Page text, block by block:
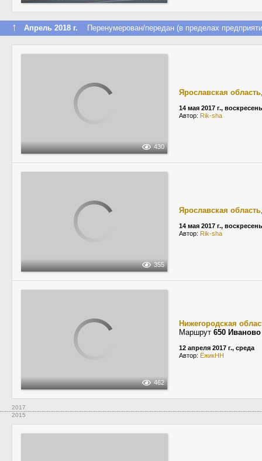
↑ Апрель 2018 г. Перенумерован/передан (в пределах
430
Ярославская область
14 мая 2017 г.,
Автор: Rik-sha
355
Ярославская область
14 мая 2017 г.,
Автор: Rik-sha
462
Нижегородская
Маршрут 650
12 апреля 2017 г., среда
Автор: ЁжикНН
2017
2015